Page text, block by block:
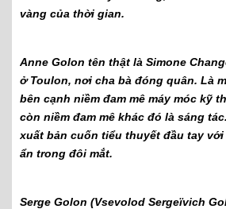
vàng của thời gian.
Anne Golon tên thật là Simone
ở Toulon, nơi cha bà đóng quân. Là
bên cạnh niềm đam mê máy móc kỹ
còn niềm đam mê khác đó là sáng
xuất bản cuốn tiểu thuyết đầu tay
ẩn trong đôi mắt.
Serge Golon (Vsevolod Sergeïvich